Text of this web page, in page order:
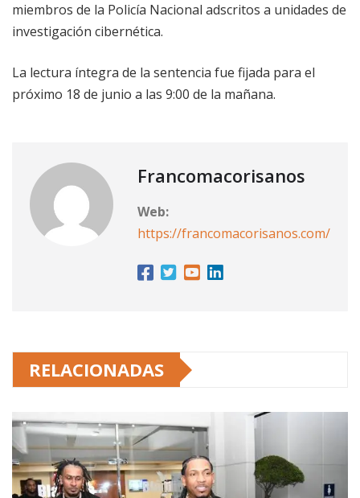
miembros de la Policía Nacional adscritos a unidades de
investigación cibernética.
La lectura íntegra de la sentencia fue fijada para el
próximo 18 de junio a las 9:00 de la mañana.
Francomacorisanos
Web:
https://francomacorisanos.com/
RELACIONADAS